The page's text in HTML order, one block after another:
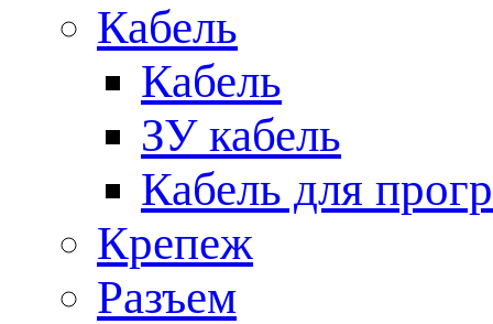
Кабель
Кабель
ЗУ кабель
Кабель для
Крепеж
Разъем